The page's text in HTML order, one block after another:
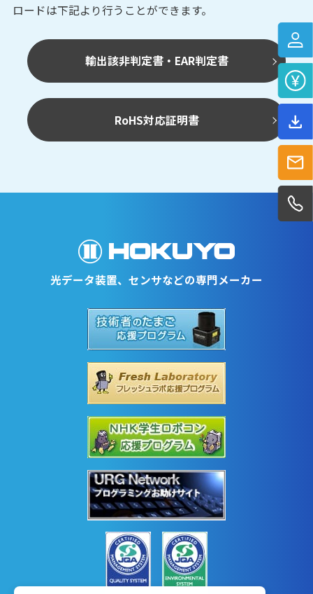
ロードは下記より行うことができます。
輸出該非判定書・EAR判定書
RoHS対応証明書
光データ装置、センサなどの専門メーカー